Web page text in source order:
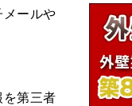
ールや
第三者